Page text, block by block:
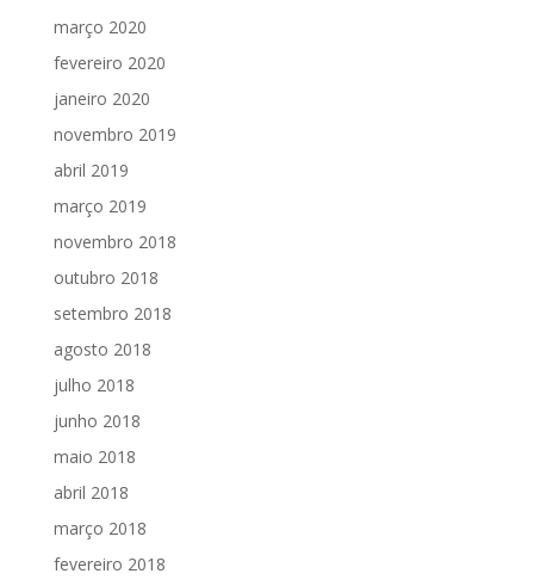
março 2020
fevereiro 2020
janeiro 2020
novembro 2019
abril 2019
março 2019
novembro 2018
outubro 2018
setembro 2018
agosto 2018
julho 2018
junho 2018
maio 2018
abril 2018
março 2018
fevereiro 2018